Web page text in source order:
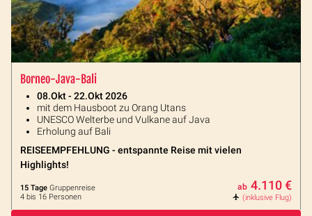
Borneo-Java-Bali
08.Okt - 22.Okt 2026
mit dem Hausboot zu Orang Utans
UNESCO Welterbe und Vulkane auf Java
Erholung auf Bali
REISEEMPFEHLUNG - entspannte Reise mit vielen
Highlights!
15 Tage Gruppenreise
4 bis 16 Personen
ab 4.110 €
(inklusive Flug)